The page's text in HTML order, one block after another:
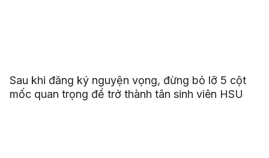
Sau khi đăng ký nguyện vọng, đừng bỏ lỡ 5 cột
mốc quan trọng để trở thành tân sinh viên HSU